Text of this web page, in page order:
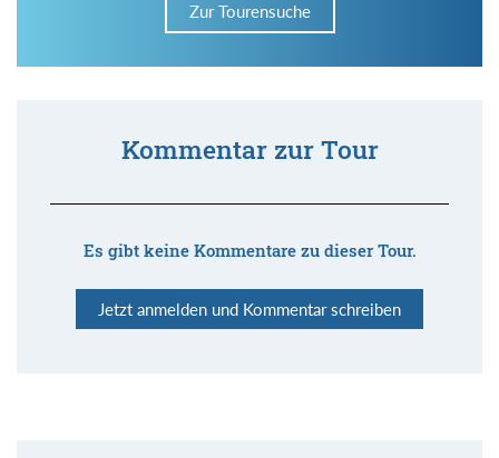
Zur Tourensuche
Kommentar zur Tour
Es gibt keine Kommentare zu dieser Tour.
Jetzt anmelden und Kommentar schreiben